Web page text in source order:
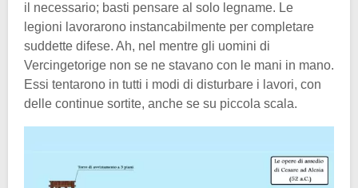
il necessario; basti pensare al solo legname. Le
legioni lavorarono instancabilmente per completare
suddette difese. Ah, nel mentre gli uomini di
Vercingetorige non se ne stavano con le mani in mano.
Essi tentarono in tutti i modi di disturbare i lavori, con
delle continue sortite, anche se su piccola scala.